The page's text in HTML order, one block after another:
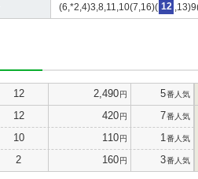
(6,*2,4)3,8,11,10(7,16)( 12
12 2,490円 5番人気
12 420円 7番人気
10 110円 1 番人気
2 160円 3番人気